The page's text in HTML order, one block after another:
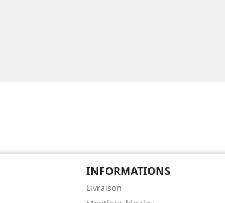
INFORMATIONS
Livraison